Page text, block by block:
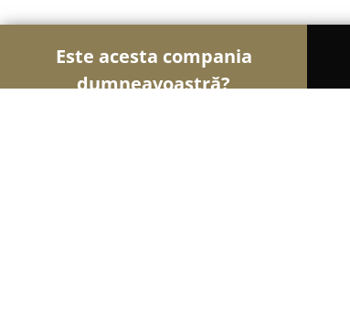
Este acesta compania
dumneavoastră?